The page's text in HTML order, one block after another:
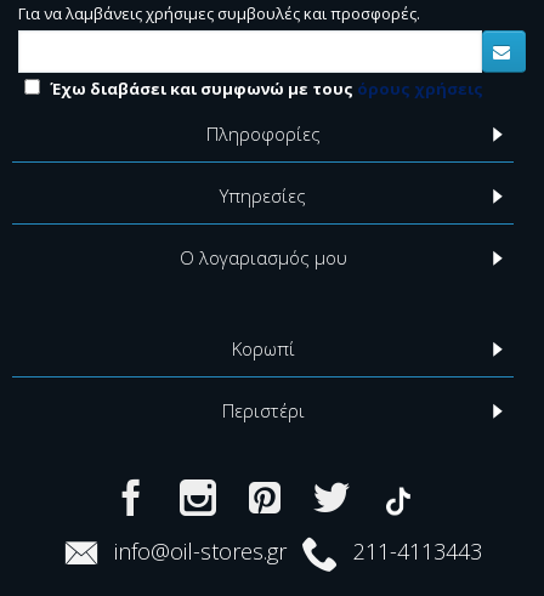
Για να λαμβάνεις χρήσιμες συμβουλές και προσφορές.
Έχω διαβάσει και συμφωνώ με τους όρους χρήσεις
Πληροφορίες
Υπηρεσίες
Ο λογαριασμός μου
Κορωπί
Περιστέρι
info@oil-stores.gr 211-4113443